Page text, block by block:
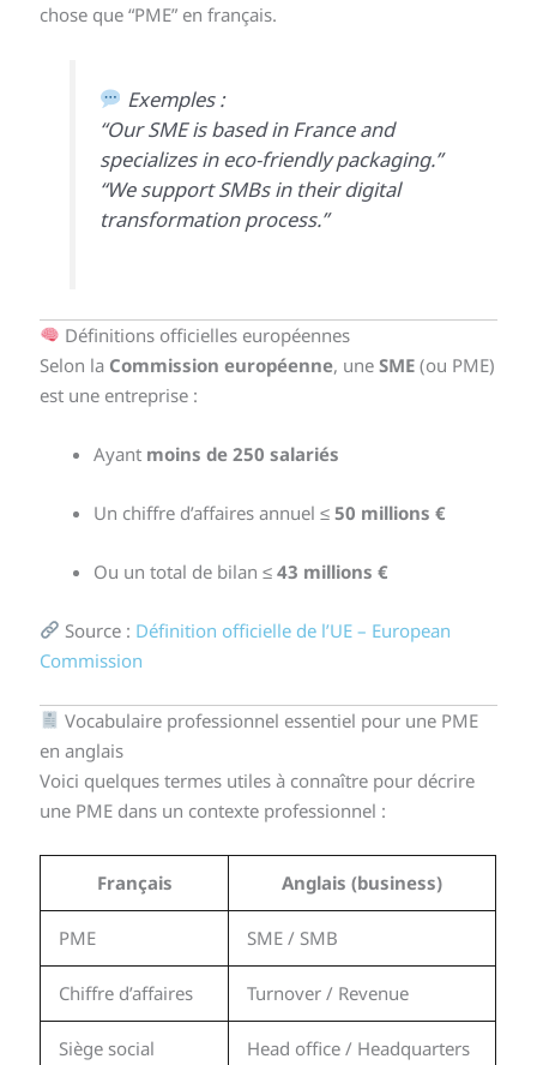
chose que “PME” en français.
Exemples :
“Our SME is based in France and
specializes in eco-friendly packaging.”
“We support SMBs in their digital
transformation process.”
Définitions officielles européennes
Selon la Commission européenne, uneSME (ou PME)
est une entreprise :
Ayant moins de 250 salariés
Un chiffre d’affaires annuel ≤50 millions €
Ou un total de bilan ≤43 millions €
Source : Définition officielle de l’UE – European
Commission
Vocabulaire professionnel essentiel pour une PME
en anglais
Voici quelques termes utiles à connaître pour décrire
une PME dans un contexte professionnel :
Français Anglais (business)
PME SME / SMB
Chiffre d’affaires Turnover / Revenue
Siège social Head office / Headquarters